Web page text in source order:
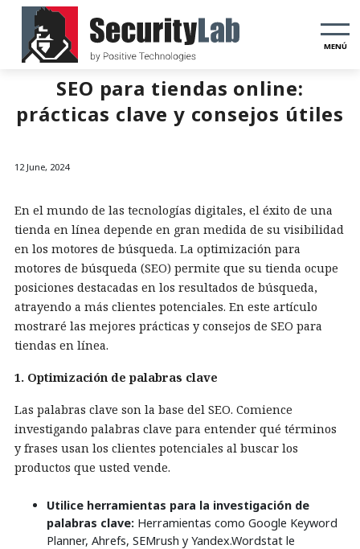
MENÚ
SEO para tiendas online:
prácticas clave y consejos útiles
12 June, 2024
En el mundo de las tecnologías digitales, el éxito de una
tienda en línea depende en gran medida de su visibilidad
en los motores de búsqueda. La optimización para
motores de búsqueda (SEO) permite que su tienda ocupe
posiciones destacadas en los resultados de búsqueda,
atrayendo a más clientes potenciales. En este artículo
mostraré las mejores prácticas y consejos de SEO para
tiendas en línea.
1. Optimización de palabras clave
Las palabras clave son la base del SEO. Comience
investigando palabras clave para entender qué términos
y frases usan los clientes potenciales al buscar los
productos que usted vende.
Utilice herramientas para la investigación de
palabras clave: Herramientas como Google Keyword
Planner, Ahrefs, SEMrush y Yandex.Wordstat le